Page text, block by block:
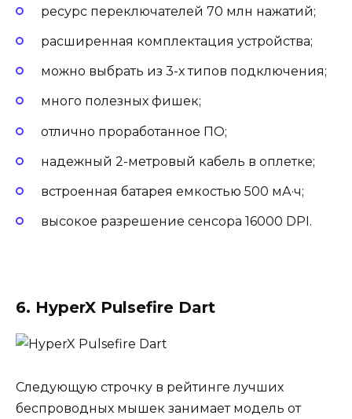
ресурс переключателей 70 млн нажатий;
расширенная комплектация устройства;
можно выбрать из 3-х типов подключения;
много полезных фишек;
отлично проработанное ПО;
надежный 2-метровый кабель в оплетке;
встроенная батарея емкостью 500 мА·ч;
высокое разрешение сенсора 16000 DPI.
6. HyperX Pulsefire Dart
Следующую строчку в рейтинге лучших
беспроводных мышек занимает модель от